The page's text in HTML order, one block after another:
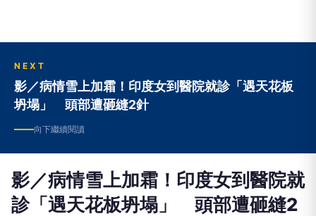
NEXT
影／病情雪上加霜！印度女到醫院就診「遇天花板
坍塌」 頭部遭砸縫2針
向下繼續閱讀
影／病情雪上加霜！印度女到醫院就
診「遇天花板坍塌」 頭部遭砸縫2